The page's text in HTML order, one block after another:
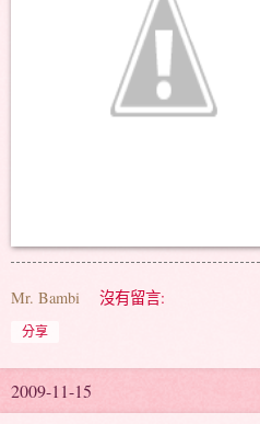
Mr. Bambi 沒有留言:
分享
2009-11-15